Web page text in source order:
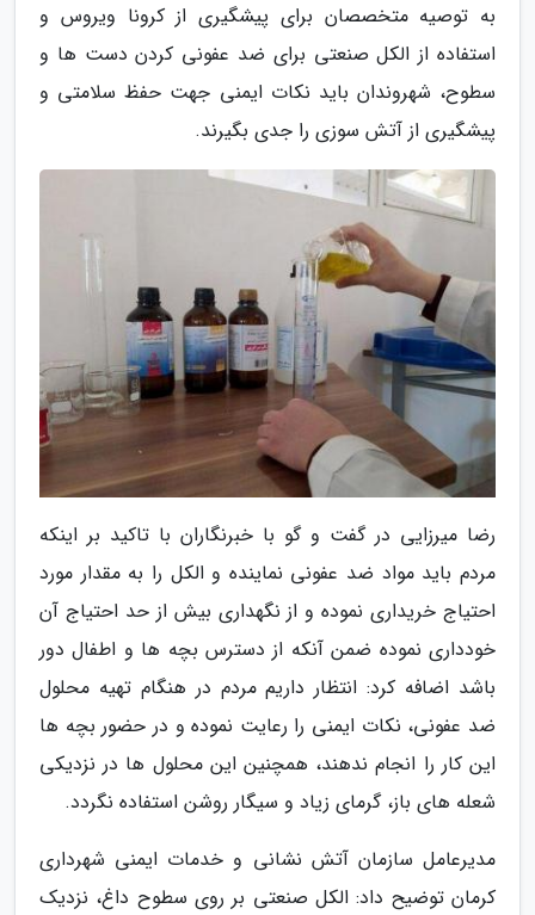
به توصیه متخصصان برای پیشگیری از کرونا ویروس و
استفاده از الکل صنعتی برای ضد عفونی کردن دست ها و
سطوح، شهروندان باید نکات ایمنی جهت حفظ سلامتی و
پیشگیری از آتش سوزی را جدی بگیرند.
رضا میرزایی در گفت و گو با خبرنگاران با تاکید بر اینکه
مردم باید مواد ضد عفونی نماینده و الکل را به مقدار مورد
احتیاج خریداری نموده و از نگهداری بیش از حد احتیاج آن
خودداری نموده ضمن آنکه از دسترس بچه ها و اطفال دور
باشد اضافه کرد: انتظار داریم مردم در هنگام تهیه محلول
ضد عفونی، نکات ایمنی را رعایت نموده و در حضور بچه ها
این کار را انجام ندهند، همچنین این محلول ها در نزدیکی
شعله های باز، گرمای زیاد و سیگار روشن استفاده نگردد.
مدیرعامل سازمان آتش نشانی و خدمات ایمنی شهرداری
کرمان توضیح داد: الکل صنعتی بر روی سطوح داغ، نزدیک